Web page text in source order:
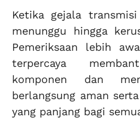
Ketika gejala
menunggu hingga
Pemeriksaan lebih
terpercaya
komponen dan
berlangsung aman
yang panjang bagi